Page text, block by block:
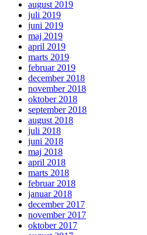
august 2019
juli 2019
juni 2019
maj 2019
april 2019
marts 2019
februar 2019
december 2018
november 2018
oktober 2018
september 2018
august 2018
juli 2018
juni 2018
maj 2018
april 2018
marts 2018
februar 2018
januar 2018
december 2017
november 2017
oktober 2017